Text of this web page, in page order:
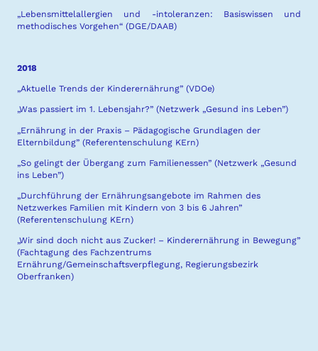
„Lebensmittelallergien und -intoleranzen: Basiswissen und
methodisches Vorgehen“ (DGE/DAAB)
2018
„Aktuelle Trends der Kinderernährung” (VDOe)
„Was passiert im 1. Lebensjahr?” (Netzwerk „Gesund ins Leben”)
„Ernährung in der Praxis – Pädagogische Grundlagen der
Elternbildung” (Referentenschulung KErn)
„So gelingt der Übergang zum Familienessen” (Netzwerk „Gesund
ins Leben”)
„Durchführung der Ernährungsangebote im Rahmen des
Netzwerkes Familien mit Kindern von 3 bis 6 Jahren”
(Referentenschulung KErn)
„Wir sind doch nicht aus Zucker! – Kinderernährung in Bewegung”
(Fachtagung des Fachzentrums
Ernährung/Gemeinschaftsverpflegung, Regierungsbezirk
Oberfranken)